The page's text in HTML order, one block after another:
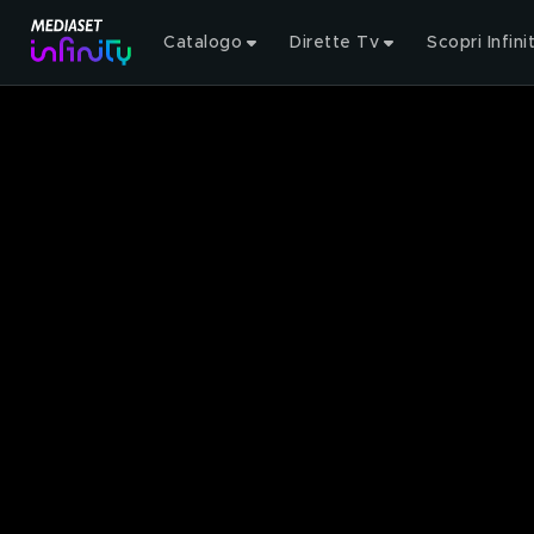
Catalogo Dirette Tv Scopri